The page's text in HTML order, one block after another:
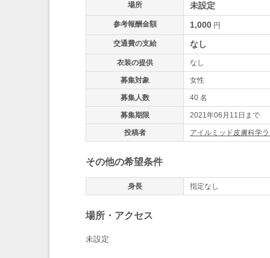
場所 未設定
参考報酬金額 1,000 円
交通費の支給 なし
衣装の提供 なし
募集対象 女性
募集人数 40 名
募集期限 2021年06月11日まで
投稿者 アイルミッド皮膚科学
その他の希望条件
身長 指定なし
場所・アクセス
未設定